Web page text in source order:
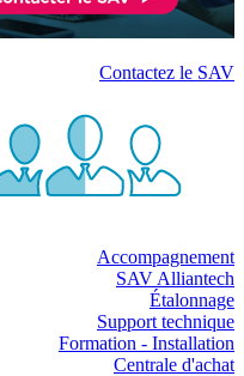
Contactez le SAV
Accompagnement
SAV Alliantech
Étalonnage
Support technique
Formation - Installation
Centrale d'achat